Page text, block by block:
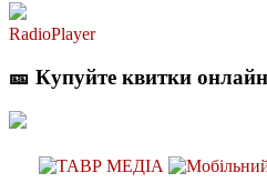
RadioPlayer
🎫 Купуйте квитки онлайн